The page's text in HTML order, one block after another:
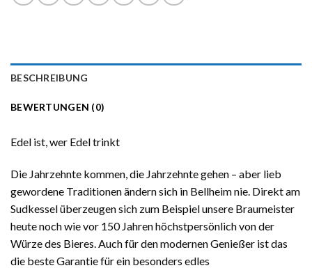
BESCHREIBUNG
BEWERTUNGEN (0)
Edel ist, wer Edel trinkt
Die Jahrzehnte kommen, die Jahrzehnte gehen – aber lieb
gewordene Traditionen ändern sich in Bellheim nie. Direkt am
Sudkessel überzeugen sich zum Beispiel unsere Braumeister
heute noch wie vor 150 Jahren höchstpersönlich von der
Würze des Bieres. Auch für den modernen Genießer ist das
die beste Garantie für ein besonders edles